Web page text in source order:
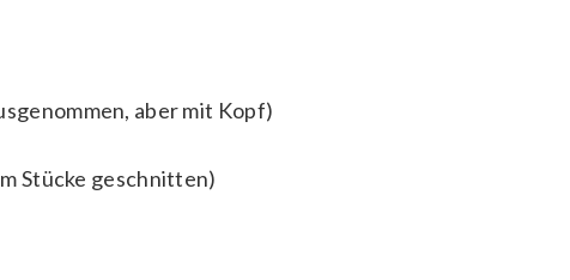
aber mit Kopf)
Stücke geschnitten)